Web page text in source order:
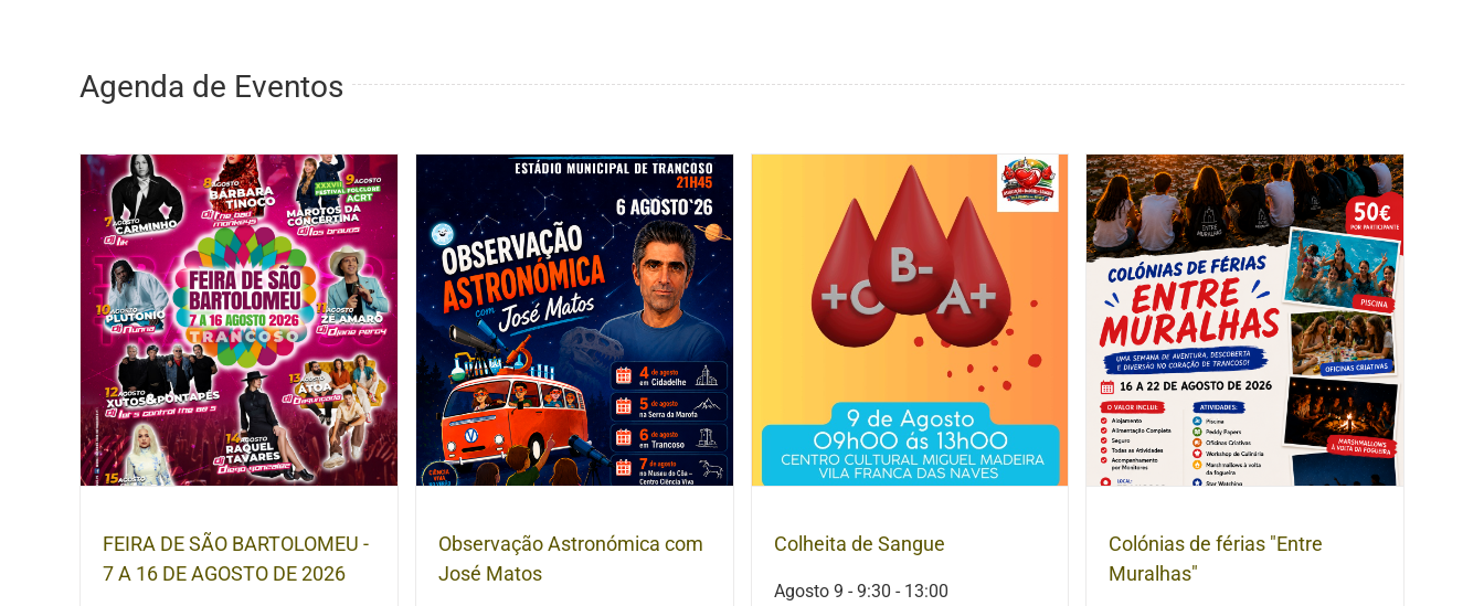
Agenda de Eventos
FEIRA DE SÃO BARTOLOMEU -
7 A 16 DE AGOSTO DE 2026
Observação Astronómica com
José Matos
Colheita de Sangue
Agosto 9 - 9:30 - 13:00
Colónias de férias "Entre
Muralhas"